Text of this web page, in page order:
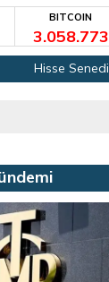
BITCOIN
3.058.773
Hisse Senedi